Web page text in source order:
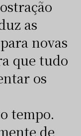
as
novas
que tudo
os
tempo.
de